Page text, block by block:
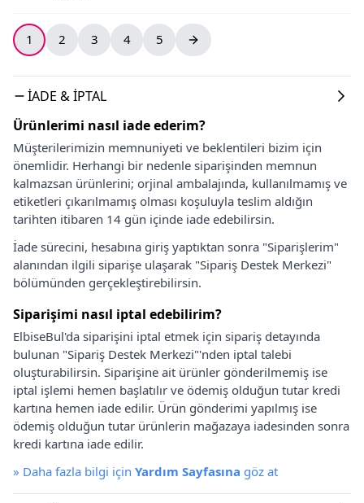
1 2 3 4 5
İADE & İPTAL
Ürünlerimi nasıl iade ederim?
Müşterilerimizin memnuniyeti ve beklentileri bizim için
önemlidir. Herhangi bir nedenle siparişinden memnun
kalmazsan ürünlerini; orjinal ambalajında, kullanılmamış ve
etiketleri çıkarılmamış olması koşuluyla teslim aldığın
tarihten itibaren 14 gün içinde iade edebilirsin.
İade sürecini, hesabına giriş yaptıktan sonra "Siparişlerim"
alanından ilgili siparişe ulaşarak "Sipariş Destek Merkezi"
bölümünden gerçekleştirebilirsin.
Siparişimi nasıl iptal edebilirim?
ElbiseBul'da siparişini iptal etmek için sipariş detayında
bulunan "Sipariş Destek Merkezi"'nden iptal talebi
oluşturabilirsin. Siparişine ait ürünler gönderilmemiş ise
iptal işlemi hemen başlatılır ve ödemiş olduğun tutar kredi
kartına hemen iade edilir. Ürün gönderimi yapılmış ise
ödemiş olduğun tutar ürünlerin mağazaya iadesinden sonra
kredi kartına iade edilir.
» Daha fazla bilgi için Yardım Sayfasına göz at